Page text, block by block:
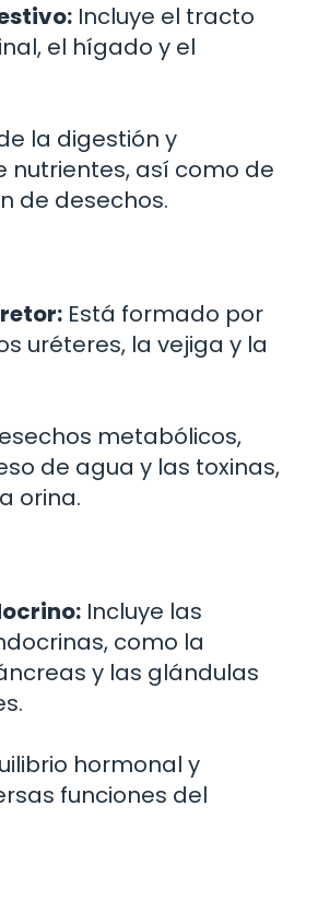
Incluye el tracto
el hígado y el
la digestión y
nutrientes, así como de
de desechos.
Está formado por
uréteres, la vejiga y la
metabólicos,
de agua y las toxinas,
orina.
Incluye las
como la
y las glándulas
hormonal y
funciones del